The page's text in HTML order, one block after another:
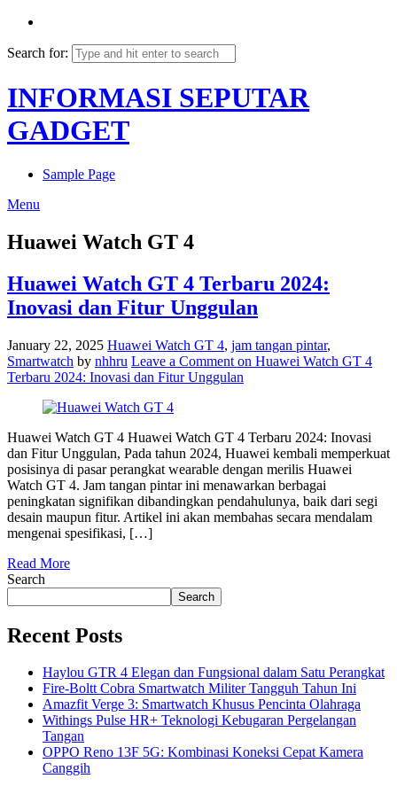
Search for:
INFORMASI SEPUTAR
GADGET
Sample Page
Menu
Huawei Watch GT 4
Huawei Watch GT 4 Terbaru 2024:
Inovasi dan Fitur Unggulan
January 22, 2025 Huawei Watch GT 4, jam tangan pintar,
Smartwatch by nhhru Leave a Comment on Huawei Watch GT 4
Terbaru 2024: Inovasi dan Fitur Unggulan
Huawei Watch GT 4 Huawei Watch GT 4 Terbaru 2024: Inovasi
dan Fitur Unggulan, Pada tahun 2024, Huawei kembali memperkuat
posisinya di pasar perangkat wearable dengan merilis Huawei
Watch GT 4. Jam tangan pintar ini menawarkan berbagai
peningkatan signifikan dibandingkan pendahulunya, baik dari segi
desain maupun fitur. Artikel ini akan membahas secara mendalam
mengenai spesifikasi, […]
Read More
Search
Search
Recent Posts
Haylou GTR 4 Elegan dan Fungsional dalam Satu Perangkat
Fire-Boltt Cobra Smartwatch Militer Tangguh Tahun Ini
Amazfit Verge 3: Smartwatch Khusus Pencinta Olahraga
Withings Pulse HR+ Teknologi Kebugaran Pergelangan
Tangan
OPPO Reno 13F 5G: Kombinasi Koneksi Cepat Kamera
Canggih